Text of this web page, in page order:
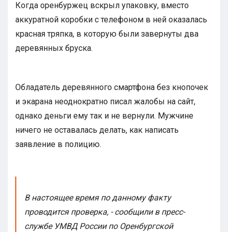
Когда оренбуржец вскрыл упаковку, вместо
аккуратной коробки с телефоном в ней оказалась
красная тряпка, в которую были завернуты два
деревянных бруска.
Обладатель деревянного смартфона без кнопочек
и экарана неоднократно писал жалобы на сайт,
однако деньги ему так и не вернули. Мужчине
ничего не оставалась делать, как написать
заявление в полицию.
В настоящее время по данному факту
проводится проверка, - сообщили в пресс-
службе УМВД России по Оренбургской